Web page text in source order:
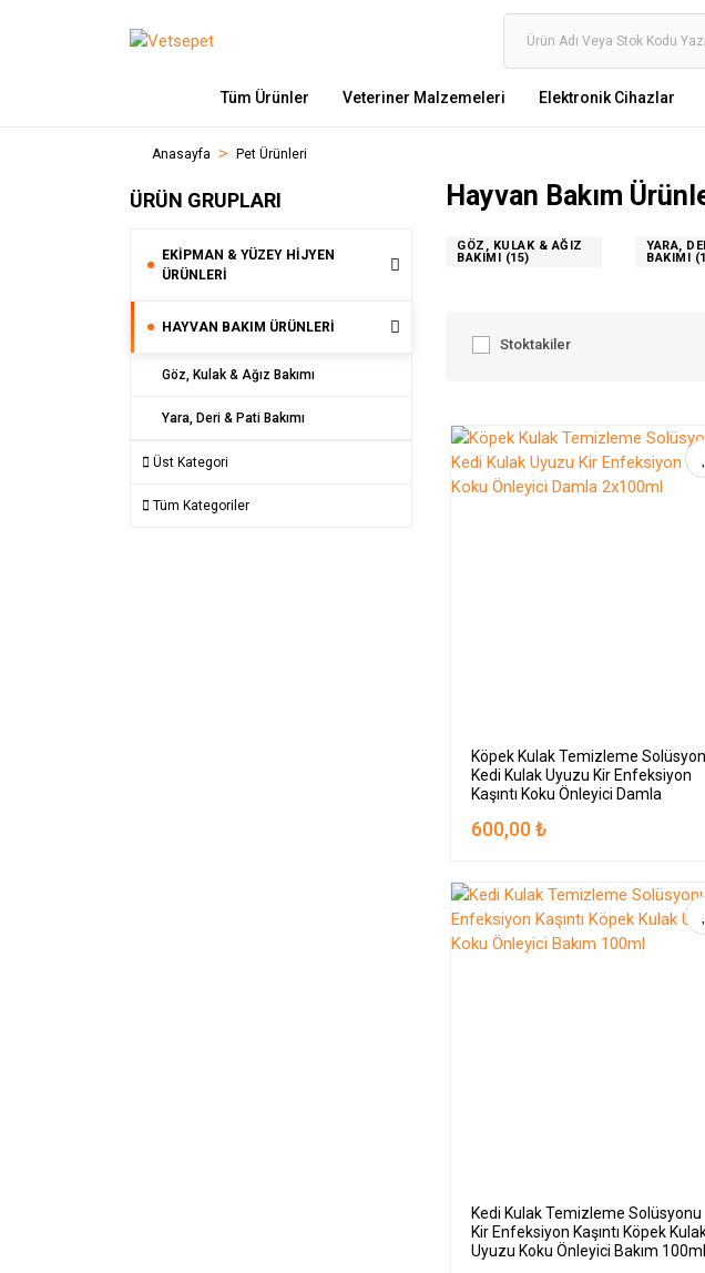
Tüm Ürünler Veteriner Malzemeleri Elektronik Cihazlar
Anasayfa Pet Ürünleri
ÜRÜN GRUPLARI
EKIPMAN & YÜZEY HIJYEN
ÜRÜNLERI
HAYVAN BAKIM ÜRÜNLERI
Göz, Kulak & Ağız Bakımı
Yara, Deri & Pati Bakımı
Üst Kategori
Tüm Kategoriler
Hayvan Bakım
GÖZ, KULAK & AĞIZ
BAKIMI (15)
YARA,
BAKIMI
Stoktakiler
Köpek Kulak Temizleme
Kedi Kulak Uyuzu Kir Enfeksiyon
Kaşıntı Koku Önleyici Damla
600,00 ₺
Kedi Kulak Temizleme Solüsyonu
Kir Enfeksiyon Kaşıntı Köpek
Uyuzu Koku Önleyici Bakım 100ml